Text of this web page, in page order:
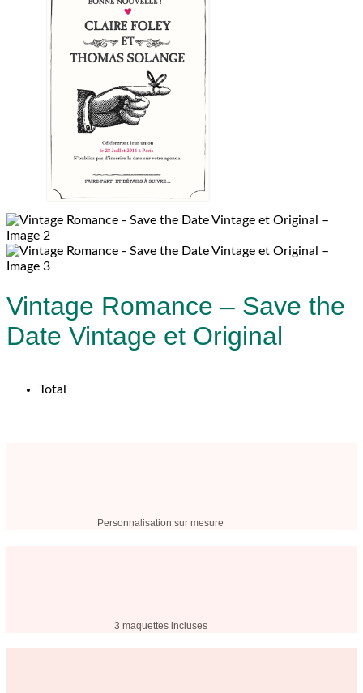
Vintage Romance – Save the
Date Vintage et Original
Total
Personnalisation sur mesure
3 maquettes incluses